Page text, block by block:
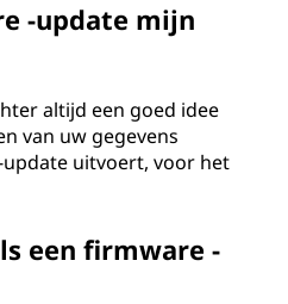
-update mijn
altijd een goed idee
van uw gegevens
uitvoert, voor het
een firmware -